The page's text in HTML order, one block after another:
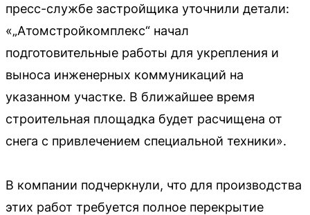
пресс-службе застройщика уточнили детали:
«„Атомстройкомплекс“ начал
подготовительные работы для укрепления и
выноса инженерных коммуникаций на
указанном участке. В ближайшее время
строительная площадка будет расчищена от
снега с привлечением специальной техники».
В компании подчеркнули, что для производства
этих работ требуется полное перекрытие